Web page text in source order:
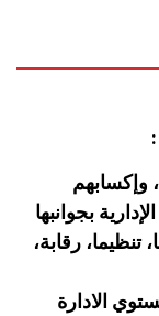
وإكسابهم
بجوانبها
تنظيما، رقابة،
الادارة